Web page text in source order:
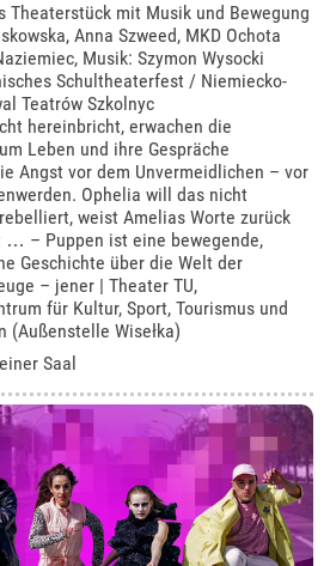
Theaterstück mit Musik und Bewegung
Anna Szweed, MKD Ochota
Musik: Szymon Wysocki
Schultheaterfest / Niemiecko-
Teatrów Szkolnyc
hereinbricht, erwachen die
Leben und ihre Gespräche
Angst vor dem Unvermeidlichen – vor
Ophelia will das nicht
weist Amelias Worte zurück
… – Puppen ist eine bewegende,
Geschichte über die Welt der
– jener | Theater TU,
für Kultur, Sport, Tourismus und
(Außenstelle Wisełka)
Saal